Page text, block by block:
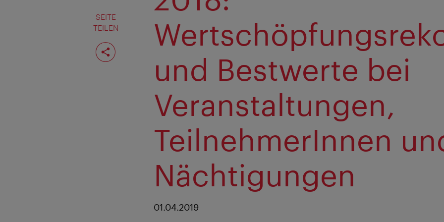
SEITE
TEILEN
Seite
teilen
und Bestwerte bei
Veranstaltungen,
TeilnehmerInnen
Nächtigungen
01.04.2019